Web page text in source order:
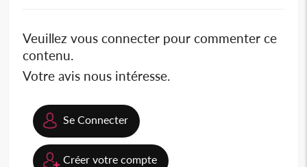
Veuillez vous connecter pour commenter ce
contenu.
Votre avis nous intéresse.
Se Connecter
Créer votre compte